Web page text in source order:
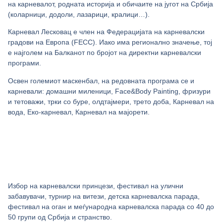
на карневалот, родната историја и обичаите на југот на Србија
(коларници, додоли, лазарици, кралици…).
Карневал Лесковац е член на Федерацијата на карневалски
градови на Европа (FECC). Иако има регионално значење, тој
е најголем на Балканот по бројот на директни карневалски
програми.
Освен големиот маскенбал, на редовната програма се и
карневали: домашни миленици, Face&Body Painting, фризури
и тетоважи, трки со буре, олдтајмери, трето доба, Карневал на
вода, Еко-карневал, Карневал на мајорети.
Избор на карневалски принцези, фестивал на улични
забавувачи, турнир на витези, детска карневалска парада,
фестивал на оган и меѓународна карневалска парада со 40 до
50 групи од Србија и странство.